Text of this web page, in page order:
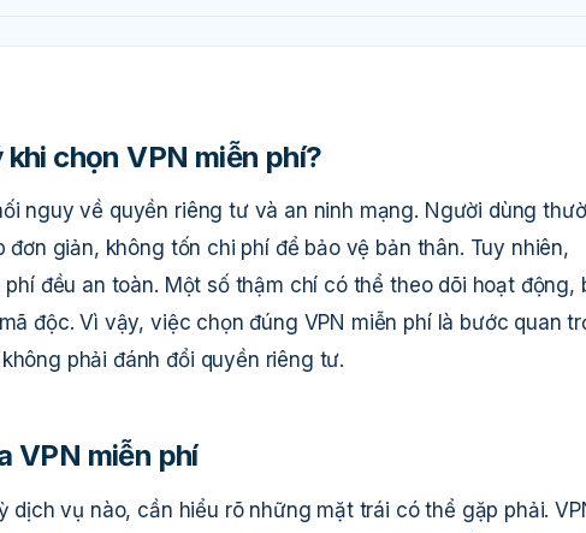
chọn VPN miễn phí?
nguy về quyền riêng tư và an ninh mạng. Người dùng
đơn giản, không tốn chi phí để bảo vệ bản thân. Tuy nhiên,
đều an toàn. Một số thậm chí có thể theo dõi hoạt động,
độc. Vì vậy, việc chọn đúng VPN miễn phí là bước quan
phải đánh đổi quyền riêng tư.
VPN miễn phí
dịch vụ nào, cần hiểu rõ những mặt trái có thể gặp phải.